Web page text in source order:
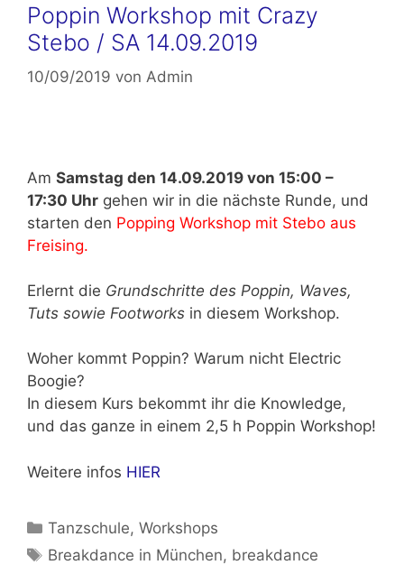
Poppin Workshop mit Crazy
Stebo / SA 14.09.2019
10/09/2019 von Admin
Am Samstag den 14.09.2019 von 15:00 –
17:30 Uhr gehen wir in die nächste Runde, und
starten den Popping Workshop mit Stebo aus
Freising.
Erlernt die Grundschritte des Poppin, Waves,
Tuts sowie Footworks in diesem Workshop.
Woher kommt Poppin? Warum nicht Electric
Boogie?
In diesem Kurs bekommt ihr die Knowledge,
und das ganze in einem 2,5 h Poppin Workshop!
Weitere infos HIER
Kategorien
Tanzschule,Workshops
Schlagwörter
Breakdance in München, breakdance